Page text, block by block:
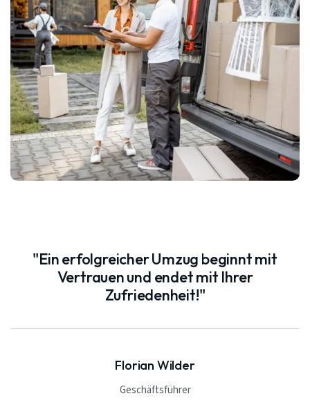
"Ein erfolgreicher Umzug beginnt mit
Vertrauen und endet mit Ihrer
Zufriedenheit!"
Florian Wilder
Geschäftsführer